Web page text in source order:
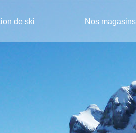
de ski Nos magasins